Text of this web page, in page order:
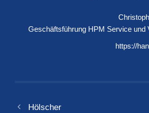
Geschäftsführung HPM Service und
https://
Hölscher